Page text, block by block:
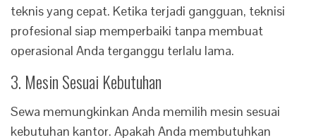
teknis yang cepat. Ketika terjadi gangguan, teknisi
profesional siap memperbaiki tanpa membuat
operasional Anda terganggu terlalu lama.
3. Mesin Sesuai Kebutuhan
Sewa memungkinkan Anda memilih mesin sesuai
kebutuhan kantor. Apakah Anda membutuhkan